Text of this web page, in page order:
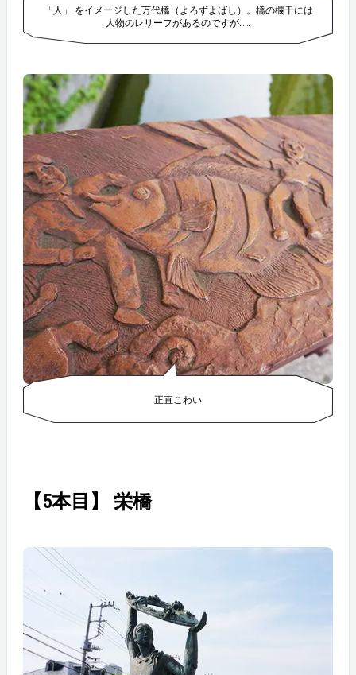
「人」 をイメージした万代橋（よろずよばし）。橋の欄干には
人物のレリーフがあるのですが……
正直こわい
【5本目】 栄橋